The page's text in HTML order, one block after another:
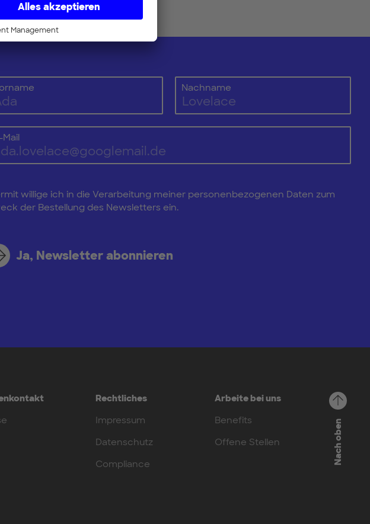
Nachname
Mail
willige ich in die Verarbeitung meiner personenbezogenen Daten zum
der Bestellung des Newsletters ein.
Ja, Newsletter abonnieren
Rechtliches
Impressum
Datenschutz
Compliance
Arbeite bei uns
Benefits
Offene Stellen
Nach oben